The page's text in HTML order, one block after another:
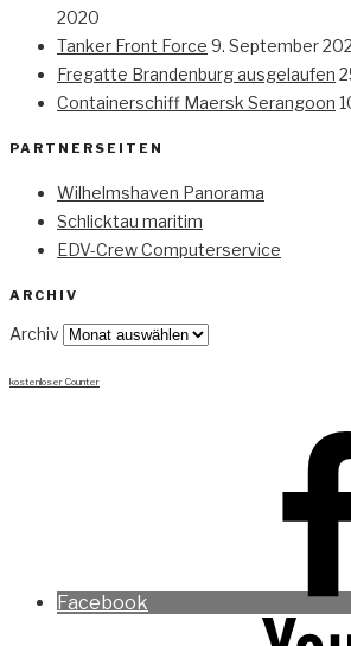
2020
Tanker Front Force 9. September
Fregatte Brandenburg ausgelaufen
Containerschiff Maersk Serangoon
PARTNERSEITEN
Wilhelmshaven Panorama
Schlicktau maritim
EDV-Crew Computerservice
ARCHIV
Archiv
kostenloser Counter
Facebook